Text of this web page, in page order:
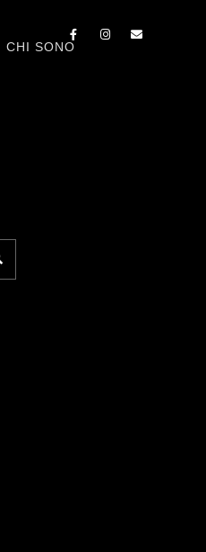
CHI SONO